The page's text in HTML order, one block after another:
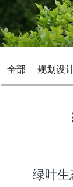
全部 规划设
绿叶生